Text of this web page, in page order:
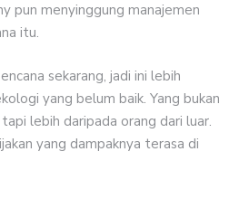
pun menyinggung manajemen
itu.
sekarang, jadi ini lebih
yang belum baik. Yang bukan
lebih daripada orang dari luar.
yang dampaknya terasa di